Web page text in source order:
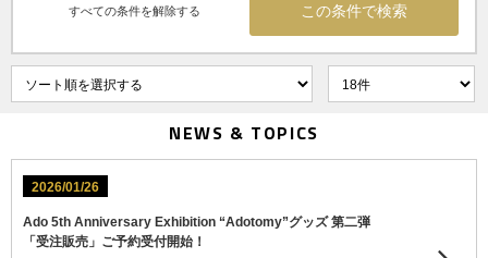
すべての条件を解除する
NEWS & TOPICS
2026/01/26
Ado 5th Anniversary Exhibition “Adotomy”グッズ 第二弾
「受注販売」ご予約受付開始！